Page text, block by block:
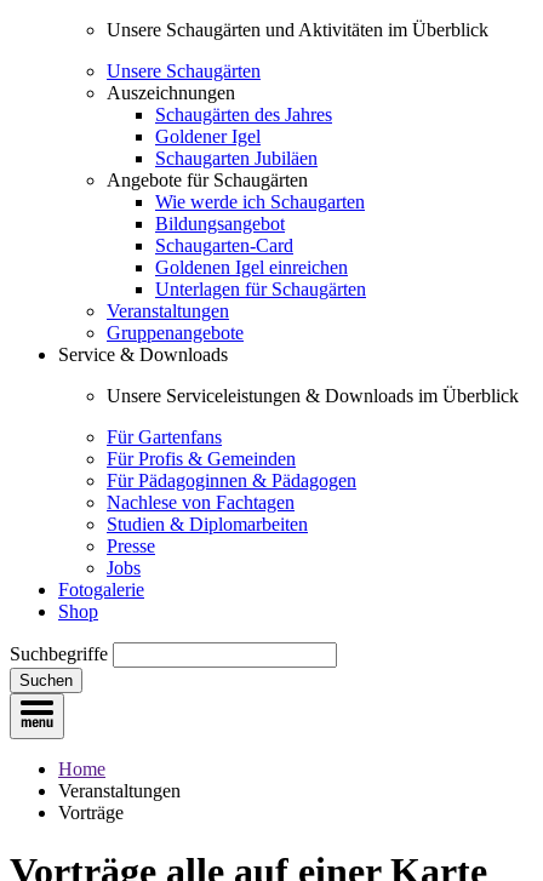
Unsere Schaugärten und Aktivitäten im Überblick
Unsere Schaugärten
Auszeichnungen
Schaugärten des Jahres
Goldener Igel
Schaugarten Jubiläen
Angebote für Schaugärten
Wie werde ich Schaugarten
Bildungsangebot
Schaugarten-Card
Goldenen Igel einreichen
Unterlagen für Schaugärten
Veranstaltungen
Gruppenangebote
Service & Downloads
Unsere Serviceleistungen & Downloads im Überblick
Für Gartenfans
Für Profis & Gemeinden
Für Pädagoginnen & Pädagogen
Nachlese von Fachtagen
Studien & Diplomarbeiten
Presse
Jobs
Fotogalerie
Shop
Suchbegriffe
Suchen
Home
Veranstaltungen
Vorträge
Vorträge alle auf einer Karte